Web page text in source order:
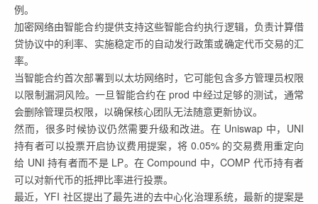
例。
加密网络由智能合约提供支持这些智能合约执行逻辑，负责计算借
贷协议中的利率、实施稳定币的自动发行政策或确定代币交易的汇
率。
当智能合约首次部署到以太坊网络时，它可能包含多方管理员权限
以限制漏洞风险。一旦智能合约在 prod 中经过足够的测试，通常
会删除管理员权限，以确保核心团队无法随意更新协议。
然而，很多时候协议仍然需要升级和改进。在 Uniswap 中，UNI
持有者可以投票开启协议费用提案，将 0.05% 的交易费用重定向
给 UNI 持有者而不是 LP。在 Compound 中，COMP 代币持有者
可以对新代币的抵押比率进行投票。
最近，YFI 社区提出了最先进的去中心化治理系统，最新的提案是